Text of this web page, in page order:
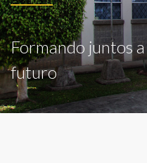
Formando juntos
futuro